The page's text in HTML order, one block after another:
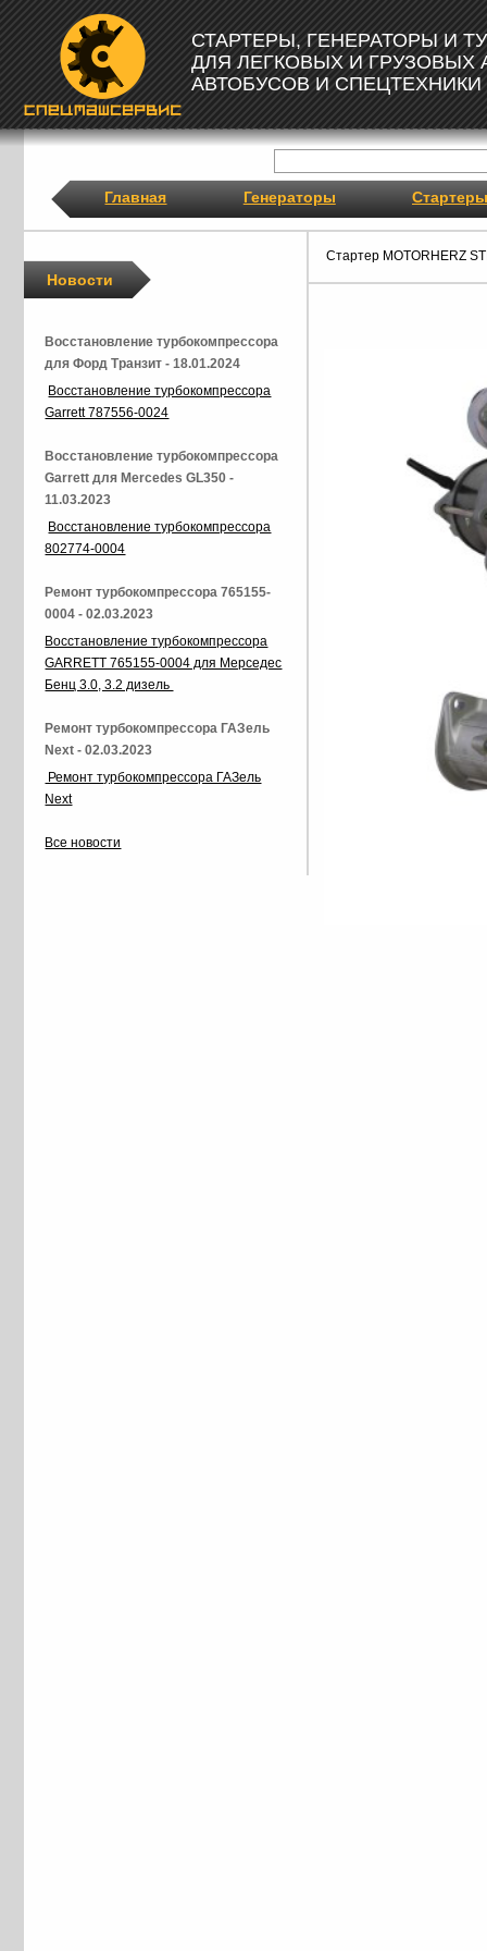
СТАРТЕРЫ, ГЕНЕРАТОРЫ И
ДЛЯ ЛЕГКОВЫХ И ГРУЗОВЫХ
АВТОБУСОВ И СПЕЦТЕХНИКИ
Главная Генераторы Стартеры
Стартер MOTORHERZ
Новости
Восстановление турбокомпрессора
для Форд Транзит - 18.01.2024
Восстановление турбокомпрессора
Garrett 787556-0024
Восстановление турбокомпрессора
Garrett для Mercedes GL350 -
11.03.2023
Восстановление турбокомпрессора
802774-0004
Ремонт турбокомпрессора 765155-
0004 - 02.03.2023
Восстановление турбокомпрессора
GARRETT 765155-0004 для Мерседес
Бенц 3.0, 3.2 дизель
Ремонт турбокомпрессора ГАЗель
Next - 02.03.2023
Ремонт турбокомпрессора ГАЗель
Next
Все новости